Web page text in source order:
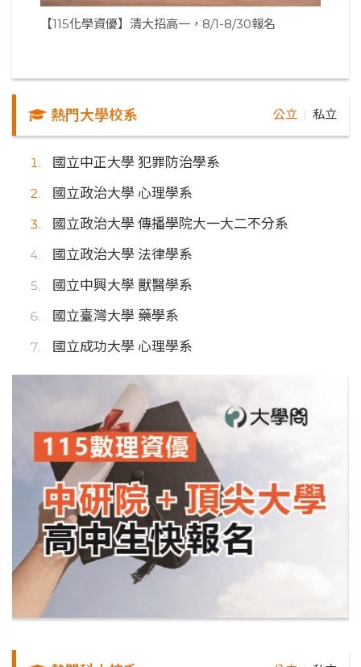
【115化學資優】清大招高一，8/1-8/30報名
熱門大學校系 公立 私立
國立中正大學 犯罪防治學系
國立政治大學 心理學系
國立政治大學 傳播學院大一大二不分系
國立政治大學 法律學系
國立中興大學 獸醫學系
國立臺灣大學 藥學系
國立成功大學 心理學系